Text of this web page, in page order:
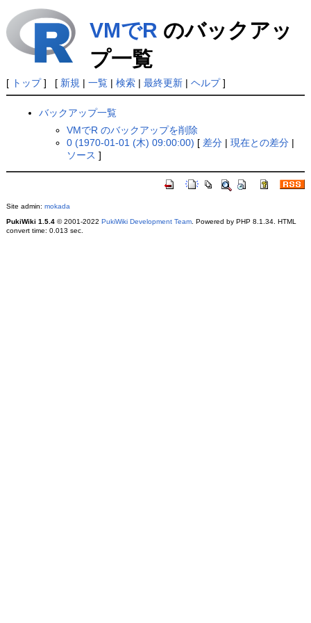
VMでR のバックアッ
プ一覧
[ トップ] [ 新規 | 一覧| 検索| 最終更新| ヘルプ]
バックアップ一覧
VMでR のバックアップを削除
0 (1970-01-01 (木) 09:00:00) [ 差分 |現在との差分 |
ソース ]
Site admin: mokada
PukiWiki 1.5.4© 2001-2022 PukiWiki Development Team. Powered by PHP 8.1.34. HTML
convert time: 0.013 sec.